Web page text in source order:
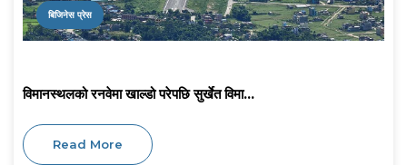
बिजिनेस प्रेस
विमानस्थलको रनवेमा खाल्डो परेपछि सुर्खेत विमा...
Read More